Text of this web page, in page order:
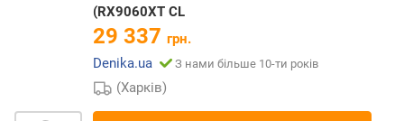
(RX9060XT CL
29 337 грн.
Denika.ua
З нами більше 10-ти років
(Харків)